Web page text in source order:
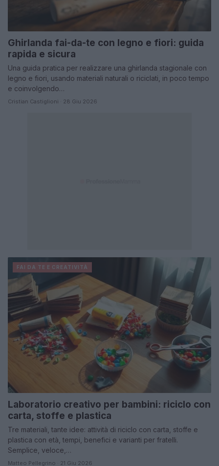
Ghirlanda fai-da-te con legno e fiori: guida
rapida e sicura
Una guida pratica per realizzare una ghirlanda stagionale con
legno e fiori, usando materiali naturali o riciclati, in poco tempo
e coinvolgendo…
Cristian Castiglioni · 28 Giu 2026
FAI DA TE E CREATIVITÀ
Laboratorio creativo per bambini: riciclo con
carta, stoffe e plastica
Tre materiali, tante idee: attività di riciclo con carta, stoffe e
plastica con età, tempi, benefici e varianti per fratelli.
Semplice, veloce,…
Matteo Pellegrino · 21 Giu 2026